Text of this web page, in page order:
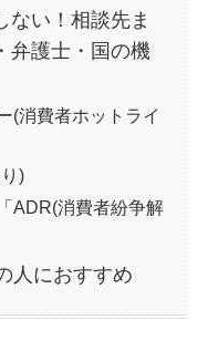
電話が繋がらな
の裏ワザ
を電話から解約
ない！相談先ま
弁護士・国の機
(消費者ホットライ
)
ADR(消費者紛争解
人におすすめ